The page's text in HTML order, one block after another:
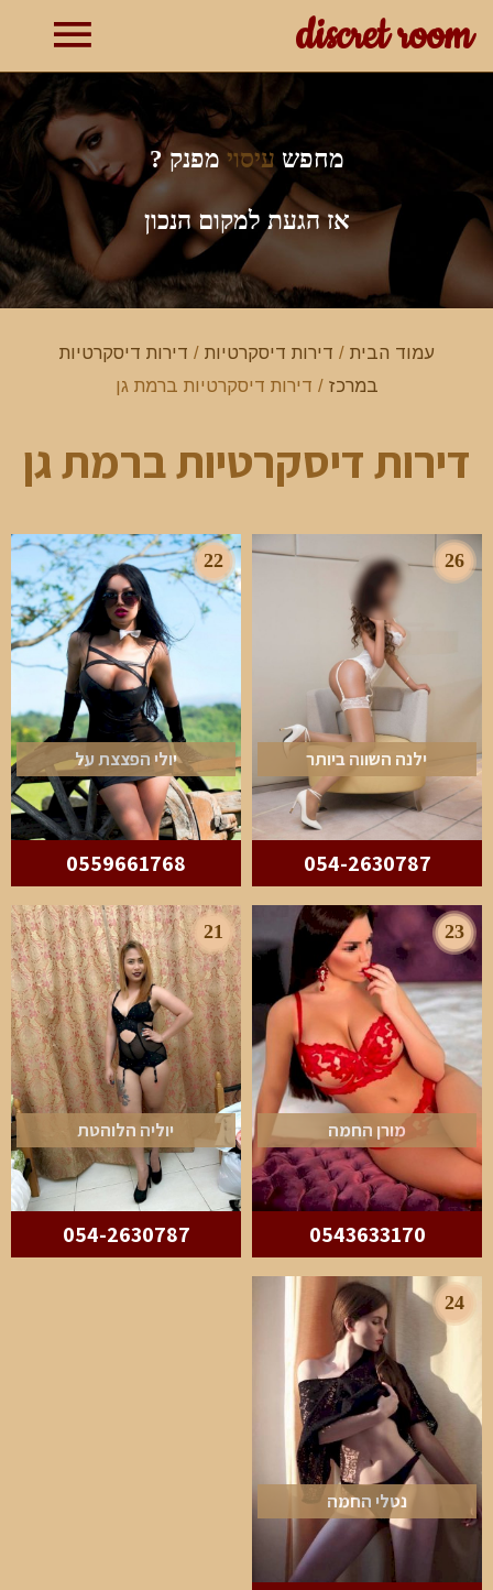
discret room
מחפש עיסוי מפנק ?
אז הגעת למקום הנכון
עמוד הבית / דירות דיסקרטיות / דירות דיסקרטיות
במרכז / דירות דיסקרטיות ברמת גן
דירות דיסקרטיות ברמת גן
26
ילנה השווה ביותר
054-2630787
22
יולי הפצצת על
0559661768
23
מורן החמה
0543633170
21
יוליה הלוהטת
054-2630787
24
נטלי החמה